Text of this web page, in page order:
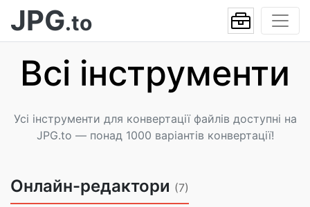
JPG.to
Всі інструменти
Усі інструменти для конвертації файлів доступні на
JPG.to — понад 1000 варіантів конвертації!
Онлайн-редактори (7)